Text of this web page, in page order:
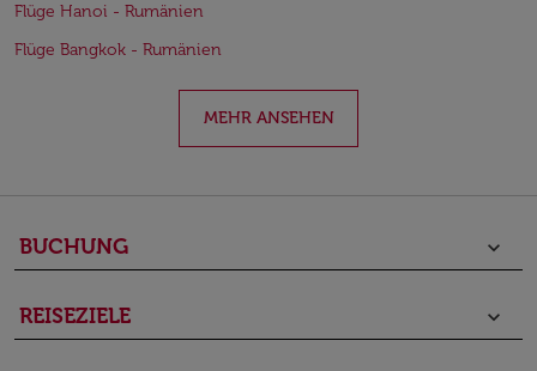
Flüge Hanoi - Rumänien
Flüge Bangkok - Rumänien
MEHR ANSEHEN
BUCHUNG keyboard_arrow_down
REISEZIELE keyboard_arrow_down